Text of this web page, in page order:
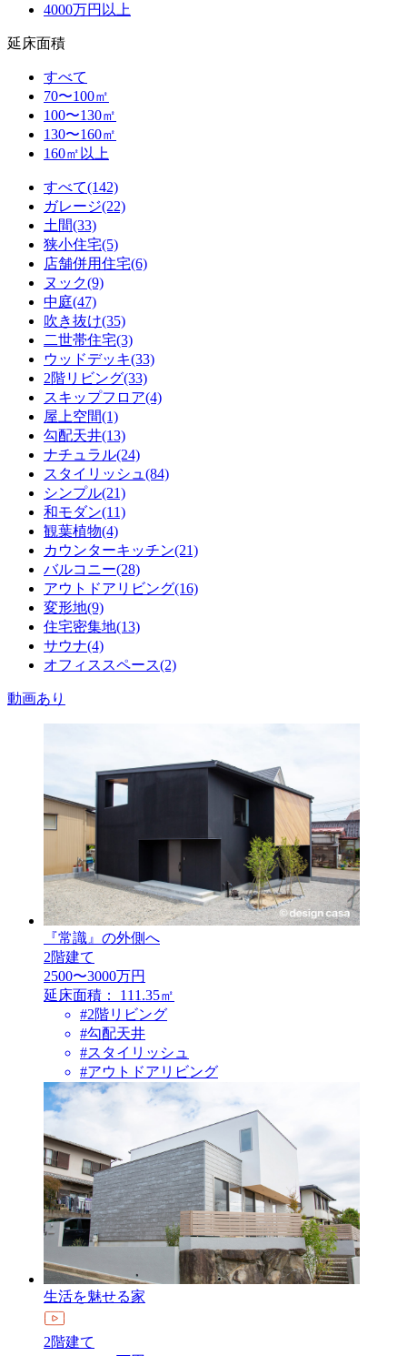
4000万円以上
延床面積
すべて
70〜100㎡
100〜130㎡
130〜160㎡
160㎡以上
すべて(142)
ガレージ(22)
土間(33)
狭小住宅(5)
店舗併用住宅(6)
ヌック(9)
中庭(47)
吹き抜け(35)
二世帯住宅(3)
ウッドデッキ(33)
2階リビング(33)
スキップフロア(4)
屋上空間(1)
勾配天井(13)
ナチュラル(24)
スタイリッシュ(84)
シンプル(21)
和モダン(11)
観葉植物(4)
カウンターキッチン(21)
バルコニー(28)
アウトドアリビング(16)
変形地(9)
住宅密集地(13)
サウナ(4)
オフィススペース(2)
動画あり
『常識』の外側へ
2階建て
2500〜3000万円
延床面積：
111.35㎡
#2階リビング
#勾配天井
#スタイリッシュ
#アウトドアリビング
生活を魅せる家
2階建て